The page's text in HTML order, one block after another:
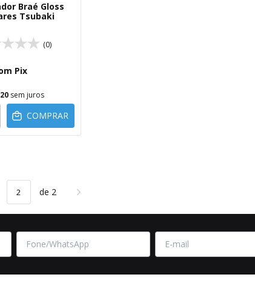
Braé Gloss
Tsubaki
(0)
Pix
sem juros
COMPRAR
de 2